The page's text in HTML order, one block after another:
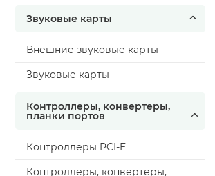
Звуковые карты
Внешние звуковые карты
Звуковые карты
Контроллеры, конвертеры,
планки портов
Контроллеры PCI-E
Контроллеры, конвертеры,